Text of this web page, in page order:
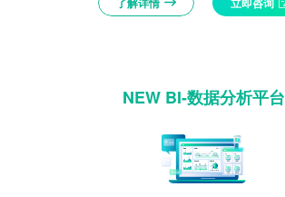
NEW BI-数据分析平台